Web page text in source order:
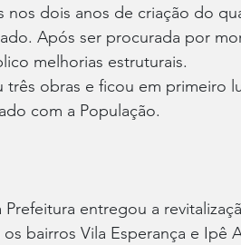
nos dois anos de criação do
Após ser procurada por
melhorias estruturais.
obras e ficou em primeiro
com a População.
Prefeitura entregou a
bairros Vila Esperança e Ipê